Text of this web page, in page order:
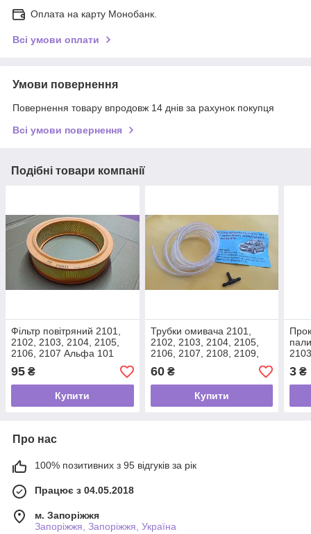
Оплата на карту Монобанк.
Всі умови оплати
Умови повернення
Повернення товару впродовж 14 днів за рахунок покупця
Всі умови повернення
Подібні товари компанії
Фільтр повітряний 2101,
2102, 2103, 2104, 2105,
2106, 2107 Альфа 101
95 ₴
Купити
Трубки омивача 2101,
2102, 2103, 2104, 2105,
2106, 2107, 2108, 2109,
21099 комплект із
трійником
60₴
Купити
3 ₴
Про нас
100% позитивних з 95 відгуків за рік
Працює з 04.05.2018
м. Запоріжжя
Запоріжжя, Запоріжжя, Україна